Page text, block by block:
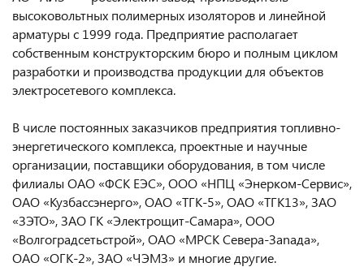
высоковольтных полимерных изоляторов и линейной
арматуры с 1999 года. Предприятие располагает
собственным конструкторским бюро и полным циклом
разработки и производства продукции для объектов
электросетевого комплекса.
В числе постоянных заказчиков предприятия топливно-
энергетического комплекса, проектные и научные
организации, поставщики оборудования, в том числе
филиалы ОАО «ФСК ЕЭС», ООО «НПЦ «Энерком-Сервис»,
ОАО «Кузбассэнерго», ОАО «ТГК-5», ОАО «ТГК13», ЗАО
«ЗЭТО», ЗАО ГК «Электрощит-Самара», ООО
«Волгоградсетьстрой», ОАО «МРСК Севера-Заnада»,
ОАО «ОГК-2», ЗАО «ЧЭМЗ» и многие другие.